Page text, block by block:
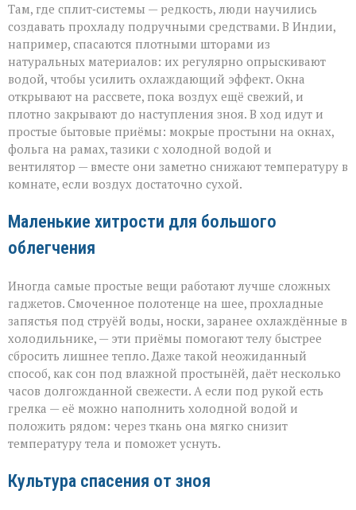
Там, где сплит‑системы — редкость, люди научились
создавать прохладу подручными средствами. В Индии,
например, спасаются плотными шторами из
натуральных материалов: их регулярно опрыскивают
водой, чтобы усилить охлаждающий эффект. Окна
открывают на рассвете, пока воздух ещё свежий, и
плотно закрывают до наступления зноя. В ход идут и
простые бытовые приёмы: мокрые простыни на окнах,
фольга на рамах, тазики с холодной водой и
вентилятор — вместе они заметно снижают температуру в
комнате, если воздух достаточно сухой.
Маленькие хитрости для большого
облегчения
Иногда самые простые вещи работают лучше сложных
гаджетов. Смоченное полотенце на шее, прохладные
запястья под струёй воды, носки, заранее охлаждённые в
холодильнике, — эти приёмы помогают телу быстрее
сбросить лишнее тепло. Даже такой неожиданный
способ, как сон под влажной простынёй, даёт несколько
часов долгожданной свежести. А если под рукой есть
грелка — её можно наполнить холодной водой и
положить рядом: через ткань она мягко снизит
температуру тела и поможет уснуть.
Культура спасения от зноя